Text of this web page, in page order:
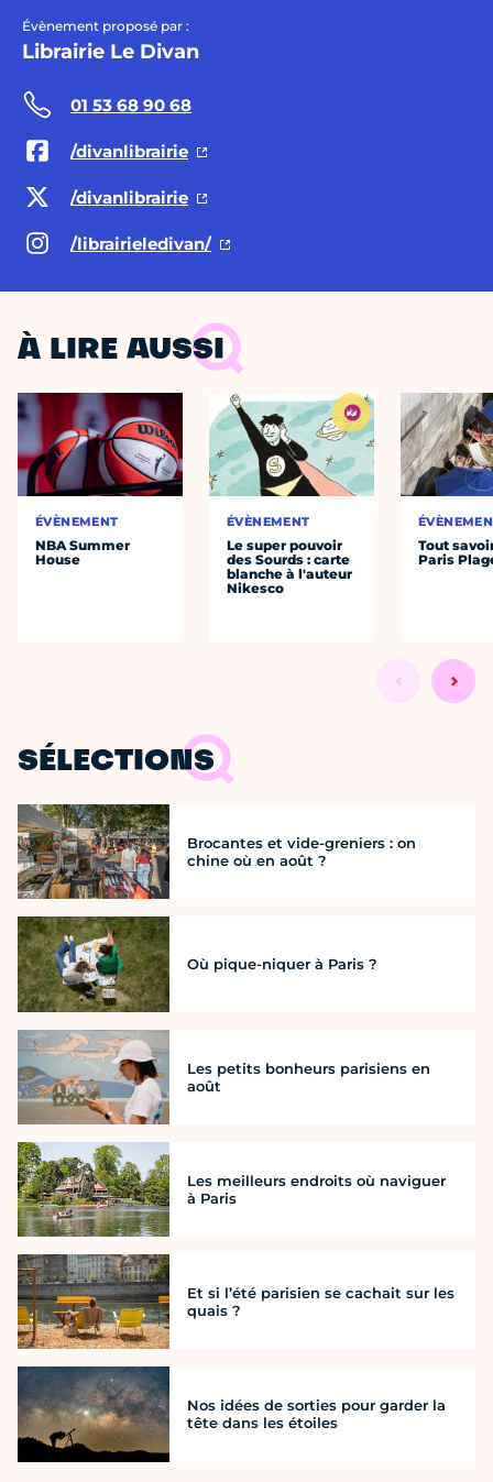
Évènement proposé par :
Librairie Le Divan
01 53 68 90 68
/divanlibrairie
/divanlibrairie
/librairieledivan/
À LIRE AUSSI
ÉVÈNEMENT
NBA Summer
House
ÉVÈNEMENT
Le super pouvoir
des Sourds : carte
blanche à l'auteur
Nikesco
Tout
Paris
SÉLECTIONS
Brocantes et vide-greniers : on
chine où en août ?
Où pique-niquer à Paris ?
Les petits bonheurs parisiens en
août
Les meilleurs endroits où naviguer
à Paris
Et si l’été parisien se cachait sur les
quais ?
Nos idées de sorties pour garder la
tête dans les étoiles